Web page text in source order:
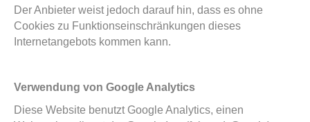
Der Anbieter weist jedoch darauf hin, dass es ohne
Cookies zu Funktionseinschränkungen dieses
Internetangebots kommen kann.
Verwendung von Google Analytics
Diese Website benutzt Google Analytics, einen